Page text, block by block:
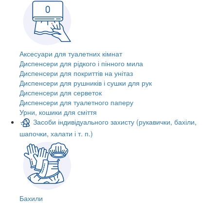
Аксесуари для туалетних кімнат
Диспенсери для рідкого і пінного мила
Диспенсери для покриттів на унітаз
Диспенсери для рушників і сушки для рук
Диспенсери для серветок
Диспенсери для туалетного паперу
Урни, кошики для сміття
Засоби індивідуального захисту (рукавички, бахіли,
шапочки, халати і т. п.)
Бахили